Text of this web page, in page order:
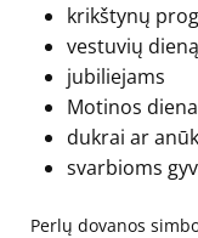
krikštynų
vestuvių dieną
jubiliejams
Motinos
dukrai ar
svarbioms
Perlų dovanos